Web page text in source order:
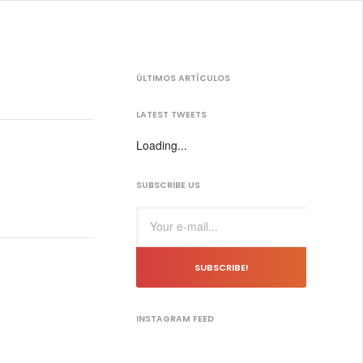
ÚLTIMOS ARTÍCULOS
LATEST TWEETS
Loading...
SUBSCRIBE US
SUBSCRIBE!
INSTAGRAM FEED